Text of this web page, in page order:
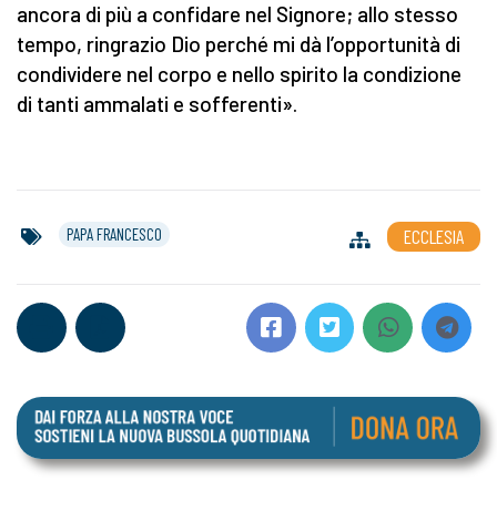
ancora di più a confidare nel Signore; allo stesso
tempo, ringrazio Dio perché mi dà l’opportunità di
condividere nel corpo e nello spirito la condizione
di tanti ammalati e sofferenti».
PAPA FRANCESCO ECCLESIA